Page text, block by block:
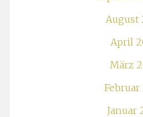
August
April
März
Februar
Januar